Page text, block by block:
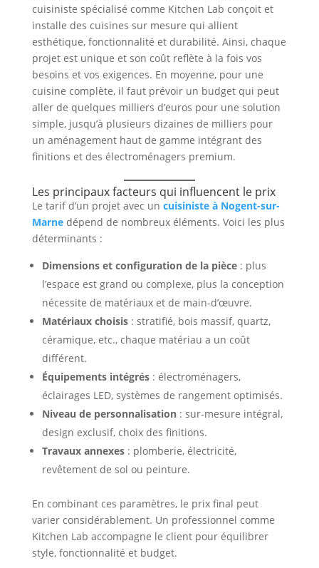
cuisiniste spécialisé comme Kitchen Lab conçoit et
installe des cuisines sur mesure qui allient
esthétique, fonctionnalité et durabilité. Ainsi, chaque
projet est unique et son coût reflète à la fois vos
besoins et vos exigences. En moyenne, pour une
cuisine complète, il faut prévoir un budget qui peut
aller de quelques milliers d’euros pour une solution
simple, jusqu’à plusieurs dizaines de milliers pour
un aménagement haut de gamme intégrant des
finitions et des électroménagers premium.
Les principaux facteurs qui influencent le prix
Le tarif d’un projet avec un cuisiniste à Nogent-sur-
Marne dépend de nombreux éléments. Voici les plus
déterminants :
Dimensions et configuration de la pièce: plus
l’espace est grand ou complexe, plus la conception
nécessite de matériaux et de main-d’œuvre.
Matériaux choisis: stratifié, bois massif, quartz,
céramique, etc., chaque matériau a un coût
différent.
Équipements intégrés: électroménagers,
éclairages LED, systèmes de rangement optimisés.
Niveau de personnalisation: sur-mesure intégral,
design exclusif, choix des finitions.
Travaux annexes: plomberie, électricité,
revêtement de sol ou peinture.
En combinant ces paramètres, le prix final peut
varier considérablement. Un professionnel comme
Kitchen Lab accompagne le client pour équilibrer
style, fonctionnalité et budget.